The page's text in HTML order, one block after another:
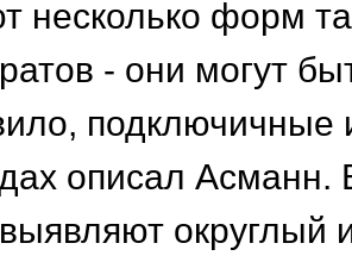
несколько форм
- они могут
подключичные
описал Асманн.
округлый